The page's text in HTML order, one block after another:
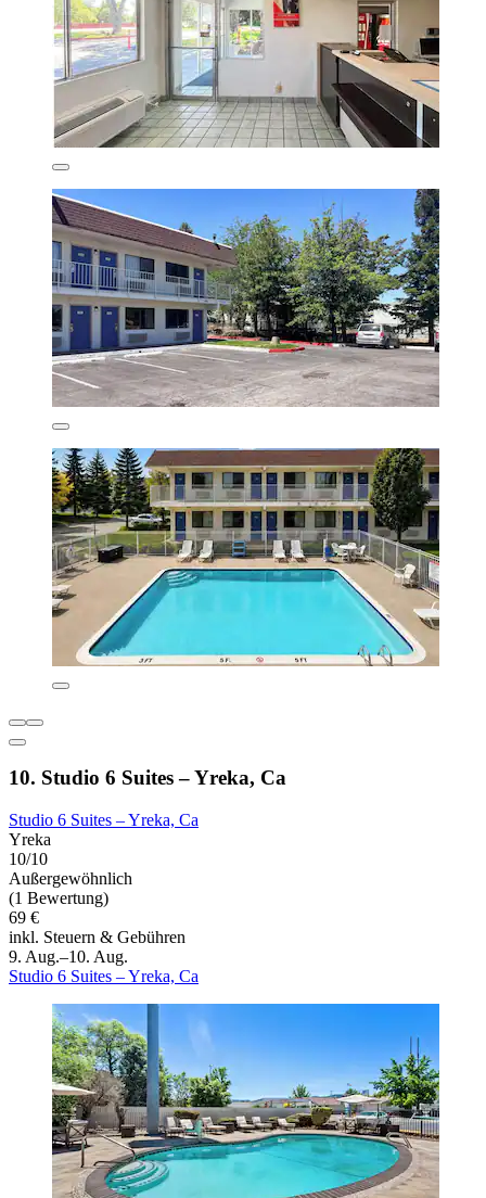
10. Studio 6 Suites – Yreka, Ca
Studio 6 Suites – Yreka, Ca
Yreka
10/10
Außergewöhnlich
(1 Bewertung)
69 €
inkl. Steuern & Gebühren
9. Aug.–10. Aug.
Studio 6 Suites – Yreka, Ca